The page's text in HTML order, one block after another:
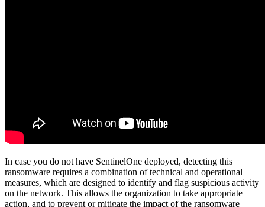
In case you do not have SentinelOne deployed, detecting this
ransomware requires a combination of technical and operational
measures, which are designed to identify and flag suspicious activity
on the network. This allows the organization to take appropriate
action, and to prevent or mitigate the impact of the ransomware